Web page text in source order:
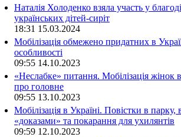
Наталія Холоденко взяла участь у
українських дітей-сиріт
18:31 15.03.2024
Мобілізація обмежено придатних в
особливості
09:55 14.10.2023
«Неслабке» питання. Мобілізація жінок
про головне
09:55 13.10.2023
Мобілізація в Україні. Повістки в парку,
«доказами» та покарання для ухилянтів
09:59 12.10.2023